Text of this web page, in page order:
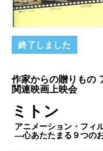
終了しました
作家からの贈りもの
関連映画上映会
ミトン
アニメーション・フィ
―心あたたまる９つの